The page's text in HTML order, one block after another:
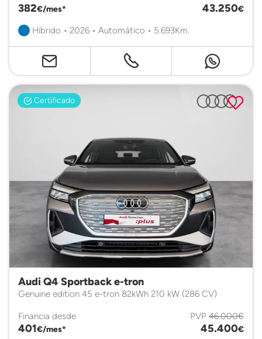
382€/mes* 43.250€
Híbrido • 2026 • Automático • 5.693Km.
Certificado
Audi Q4 Sportback e-tron
Genuine edition 45 e-tron 82kWh 210 kW (286 CV)
Financia desde
401€/mes*
PVP 46.000€
45.400€